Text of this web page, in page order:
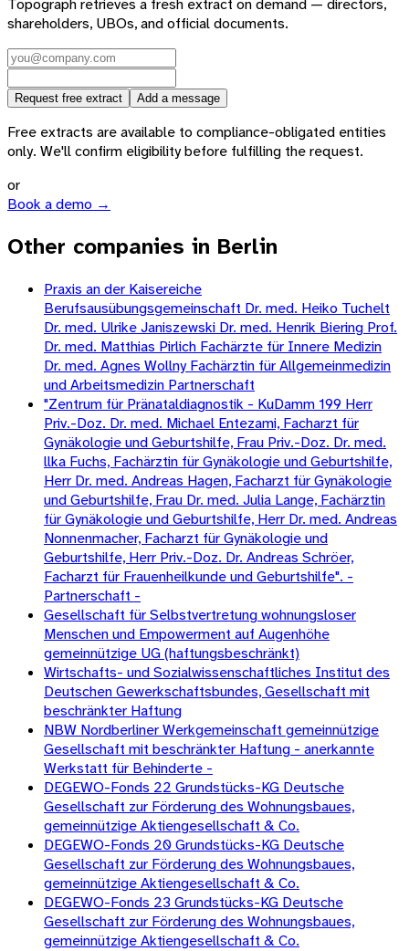
Topograph retrieves a fresh extract on demand — directors,
shareholders, UBOs, and official documents.
Request free extract Add a message
Free extracts are available to compliance-obligated entities
only. We'll confirm eligibility before fulfilling the request.
or
Book a demo →
Other companies in Berlin
Praxis an der Kaisereiche
Berufsausübungsgemeinschaft Dr. med. Heiko Tuchelt
Dr. med. Ulrike Janiszewski Dr. med. Henrik Biering Prof.
Dr. med. Matthias Pirlich Fachärzte für Innere Medizin
Dr. med. Agnes Wollny Fachärztin für Allgemeinmedizin
und Arbeitsmedizin Partnerschaft
"Zentrum für Pränataldiagnostik - KuDamm 199 Herr
Priv.-Doz. Dr. med. Michael Entezami, Facharzt für
Gynäkologie und Geburtshilfe, Frau Priv.-Doz. Dr. med.
llka Fuchs, Fachärztin für Gynäkologie und Geburtshilfe,
Herr Dr. med. Andreas Hagen, Facharzt für Gynäkologie
und Geburtshilfe, Frau Dr. med. Julia Lange, Fachärztin
für Gynäkologie und Geburtshilfe, Herr Dr. med. Andreas
Nonnenmacher, Facharzt für Gynäkologie und
Geburtshilfe, Herr Priv.-Doz. Dr. Andreas Schröer,
Facharzt für Frauenheilkunde und Geburtshilfe". -
Partnerschaft -
Gesellschaft für Selbstvertretung wohnungsloser
Menschen und Empowerment auf Augenhöhe
gemeinnützige UG (haftungsbeschränkt)
Wirtschafts- und Sozialwissenschaftliches Institut des
Deutschen Gewerkschaftsbundes, Gesellschaft mit
beschränkter Haftung
NBW Nordberliner Werkgemeinschaft gemeinnützige
Gesellschaft mit beschränkter Haftung - anerkannte
Werkstatt für Behinderte -
DEGEWO-Fonds 22 Grundstücks-KG Deutsche
Gesellschaft zur Förderung des Wohnungsbaues,
gemeinnützige Aktiengesellschaft & Co.
DEGEWO-Fonds 20 Grundstücks-KG Deutsche
Gesellschaft zur Förderung des Wohnungsbaues,
gemeinnützige Aktiengesellschaft & Co.
DEGEWO-Fonds 23 Grundstücks-KG Deutsche
Gesellschaft zur Förderung des Wohnungsbaues,
gemeinnützige Aktiengesellschaft & Co.